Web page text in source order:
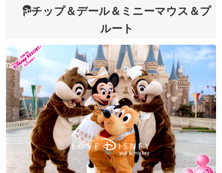
チップ＆デール＆ミニーマウス＆プ
ルート